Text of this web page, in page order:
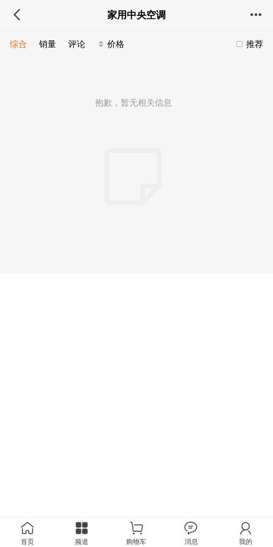
家用中央空调
推荐
综合 销量 评论 价格
抱歉，暂无相关信息
首页 频道 购物车 消息 我的